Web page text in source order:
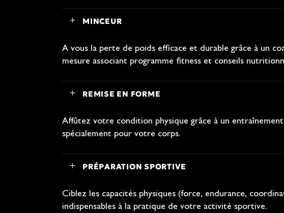
MINCEUR
A vous la perte de poids efficace et durable grâce à un
mesure associant programme fitness et conseils
REMISE EN FORME
Affûtez votre condition physique grâce à un
spécialement pour votre corps.
PRÉPARATION SPORTIVE
Ciblez les capacités physiques (force, endurance,
indispensables à la pratique de votre activité sportive.